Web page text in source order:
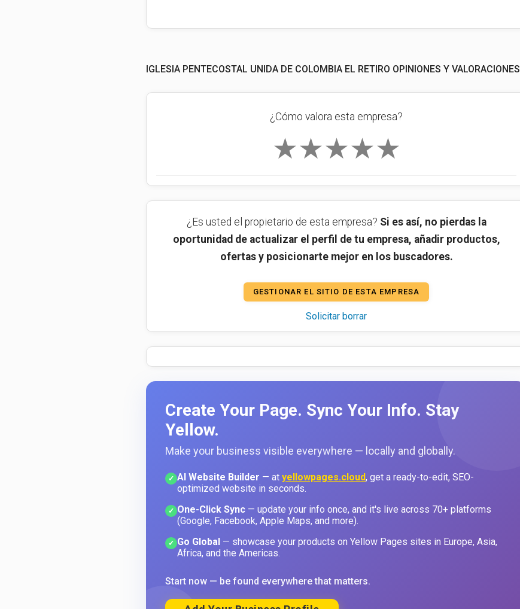
IGLESIA PENTECOSTAL UNIDA DE COLOMBIA EL RETIRO OPINIONES Y VALORACIONES
¿Cómo valora esta empresa?
★
★
★
★
★
¿Es usted el propietario de esta empresa? Si es así, no pierdas la
oportunidad de actualizar el perfil de tu empresa, añadir productos,
ofertas y posicionarte mejor en los buscadores.
GESTIONAR EL SITIO DE ESTA EMPRESA
Solicitar borrar
Create Your Page. Sync Your Info. Stay
Yellow.
Make your business visible everywhere — locally and globally.
✓ AI Website Builder — at yellowpages.cloud, get a ready-to-edit, SEO-
optimized website in seconds.
✓ One-Click Sync — update your info once, and it's live across 70+ platforms
(Google, Facebook, Apple Maps, and more).
✓ Go Global — showcase your products on Yellow Pages sites in Europe, Asia,
Africa, and the Americas.
Start now — be found everywhere that matters.